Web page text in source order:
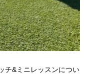
チ&ミニレッスンについ